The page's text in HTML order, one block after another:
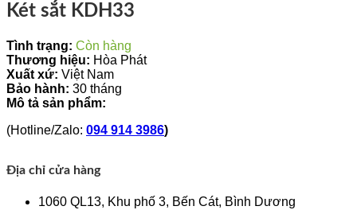
Két sắt KDH33
Tình trạng: Còn hàng
Thương hiệu: Hòa Phát
Xuất xứ: Việt Nam
Bảo hành: 30 tháng
Mô tả sản phẩm:
(Hotline/Zalo: 094 914 3986)
Địa chỉ cửa hàng
1060 QL13, Khu phố 3, Bến Cát, Bình Dương